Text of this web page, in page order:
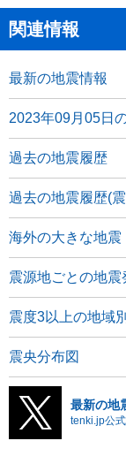
関連情報
最新の地震情報
2023年09月05日
過去の地震履歴
過去の地震履歴(
海外の大きな地震
震源地ごとの地震
震度3以上の地域
震央分布図
最新の地
tenki.jp公